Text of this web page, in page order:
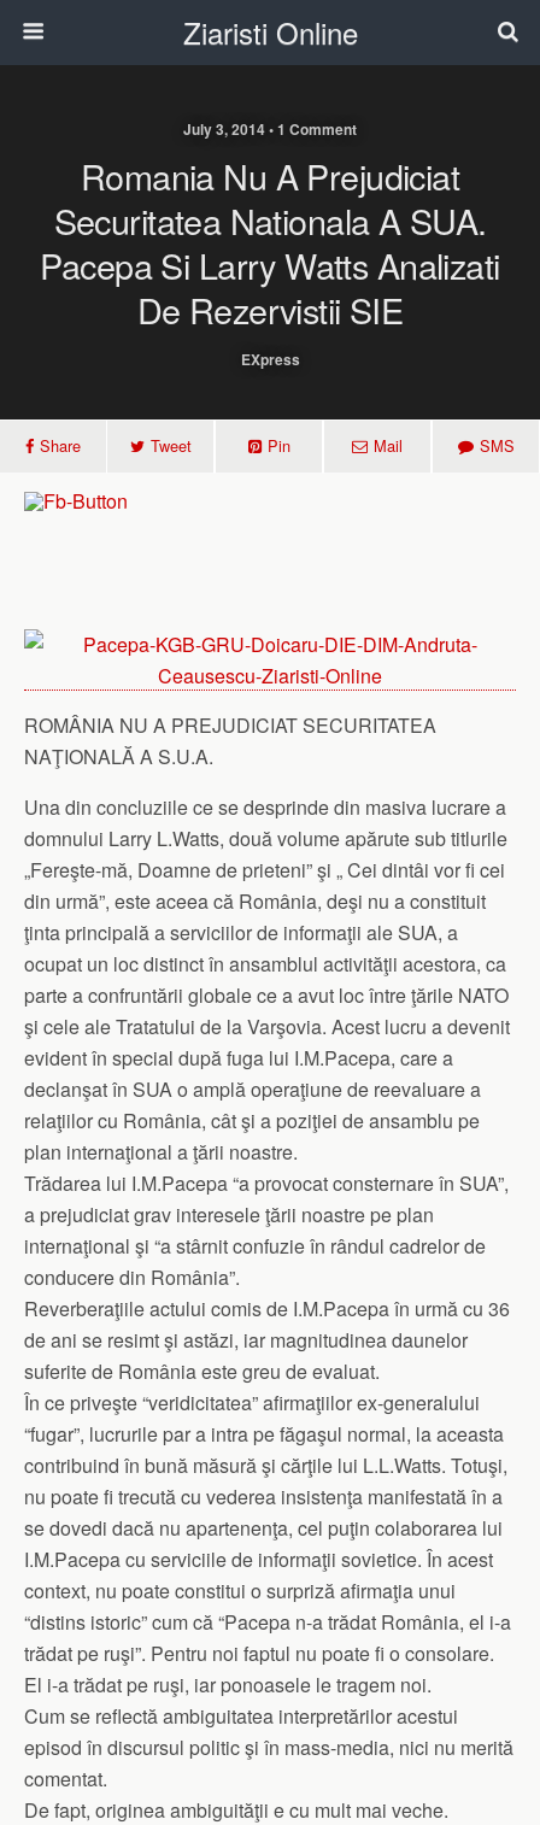
Ziaristi Online
July 3, 2014 • 1 Comment
Romania Nu A Prejudiciat
Securitatea Nationala A SUA.
Pacepa Si Larry Watts Analizati
De Rezervistii SIE
EXpress
Share Tweet Pin Mail SMS
ROMÂNIA NU A PREJUDICIAT SECURITATEA
NAŢIONALĂ A S.U.A.
Una din concluziile ce se desprinde din masiva lucrare a
domnului Larry L.Watts, două volume apărute sub titlurile
„Fereşte-mă, Doamne de prieteni” şi „ Cei dintâi vor fi cei
din urmă”, este aceea că România, deşi nu a constituit
ţinta principală a serviciilor de informaţii ale SUA, a
ocupat un loc distinct în ansamblul activităţii acestora, ca
parte a confruntării globale ce a avut loc între ţările NATO
şi cele ale Tratatului de la Varşovia. Acest lucru a devenit
evident în special după fuga lui I.M.Pacepa, care a
declanşat în SUA o amplă operaţiune de reevaluare a
relaţiilor cu România, cât şi a poziţiei de ansamblu pe
plan internaţional a ţării noastre.
Trădarea lui I.M.Pacepa “a provocat consternare în SUA”,
a prejudiciat grav interesele ţării noastre pe plan
internaţional şi “a stârnit confuzie în rândul cadrelor de
conducere din România”.
Reverberaţiile actului comis de I.M.Pacepa în urmă cu 36
de ani se resimt şi astăzi, iar magnitudinea daunelor
suferite de România este greu de evaluat.
În ce priveşte “veridicitatea” afirmaţiilor ex-generalului
“fugar”, lucrurile par a intra pe făgaşul normal, la aceasta
contribuind în bună măsură şi cărţile lui L.L.Watts. Totuşi,
nu poate fi trecută cu vederea insistenţa manifestată în a
se dovedi dacă nu apartenenţa, cel puţin colaborarea lui
I.M.Pacepa cu serviciile de informaţii sovietice. În acest
context, nu poate constitui o surpriză afirmaţia unui
“distins istoric” cum că “Pacepa n-a trădat România, el i-a
trădat pe ruşi”. Pentru noi faptul nu poate fi o consolare.
El i-a trădat pe ruşi, iar ponoasele le tragem noi.
Cum se reflectă ambiguitatea interpretărilor acestui
episod în discursul politic şi în mass-media, nici nu merită
comentat.
De fapt, originea ambiguităţii e cu mult mai veche.